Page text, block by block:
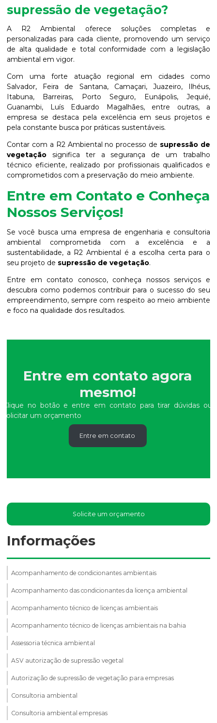
supressão de vegetação?
A R2 Ambiental oferece soluções completas e
personalizadas para cada cliente, promovendo um serviço
de alta qualidade e total conformidade com a legislação
ambiental em vigor.
Com uma forte atuação regional em cidades como
Salvador, Feira de Santana, Camaçari, Juazeiro, Ilhéus,
Itabuna, Barreiras, Porto Seguro, Eunápolis, Jequié,
Guanambi, Luís Eduardo Magalhães, entre outras, a
empresa se destaca pela excelência em seus projetos e
pela constante busca por práticas sustentáveis.
Contar com a R2 Ambiental no processo de supressão de
vegetação significa ter a segurança de um trabalho
técnico eficiente, realizado por profissionais qualificados e
comprometidos com a preservação do meio ambiente.
Entre em Contato e Conheça
Nossos Serviços!
Se você busca uma empresa de engenharia e consultoria
ambiental comprometida com a excelência e a
sustentabilidade, a R2 Ambiental é a escolha certa para o
seu projeto de supressão de vegetação.
Entre em contato conosco, conheça nossos serviços e
descubra como podemos contribuir para o sucesso do seu
empreendimento, sempre com respeito ao meio ambiente
e foco na qualidade dos resultados.
Entre em contato agora
mesmo!
Clique no botão e entre em contato para tirar dúvidas ou
solicitar um orçamento
Entre em contato
Solicite um orçamento
Informações
Acompanhamento de condicionantes ambientais
Acompanhamento das condicionantes da licença ambiental
Acompanhamento técnico de licenças ambientais
Acompanhamento técnico de licenças ambientais na bahia
Assessoria técnica ambiental
ASV autorização de supressão vegetal
Autorização de supressão de vegetação para empresas
Consultoria ambiental
Consultoria ambiental empresas